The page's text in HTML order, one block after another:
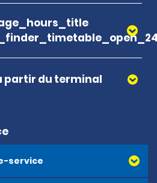
partir du terminal
service